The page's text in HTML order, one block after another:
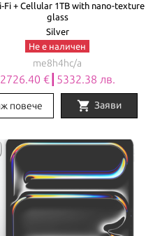
+ Cellular 1TB with nano-texture
glass
Silver
Не е наличен
me8h4hc/a
2726.40 €┃5332.38 лв.
повече shopping_cart Заяви